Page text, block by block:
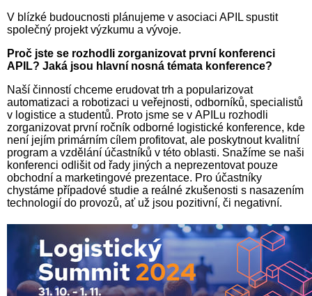
V blízké budoucnosti plánujeme v asociaci APIL spustit
společný projekt výzkumu a vývoje.
Proč jste se rozhodli zorganizovat první konferenci
APIL? Jaká jsou hlavní nosná témata konference?
Naší činností chceme erudovat trh a popularizovat
automatizaci a robotizaci u veřejnosti, odborníků, specialistů
v logistice a studentů. Proto jsme se v APILu rozhodli
zorganizovat první ročník odborné logistické konference, kde
není jejím primárním cílem profitovat, ale poskytnout kvalitní
program a vzdělání účastníků v této oblasti. Snažíme se naši
konferenci odlišit od řady jiných a neprezentovat pouze
obchodní a marketingové prezentace. Pro účastníky
chystáme případové studie a reálné zkušenosti s nasazením
technologií do provozů, ať už jsou pozitivní, či negativní.